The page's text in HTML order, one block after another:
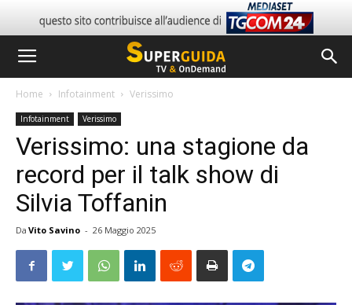
Home Infotainment Verissimo
Infotainment Verissimo
Verissimo: una stagione da
record per il talk show di
Silvia Toffanin
Da Vito Savino - 26 Maggio 2025